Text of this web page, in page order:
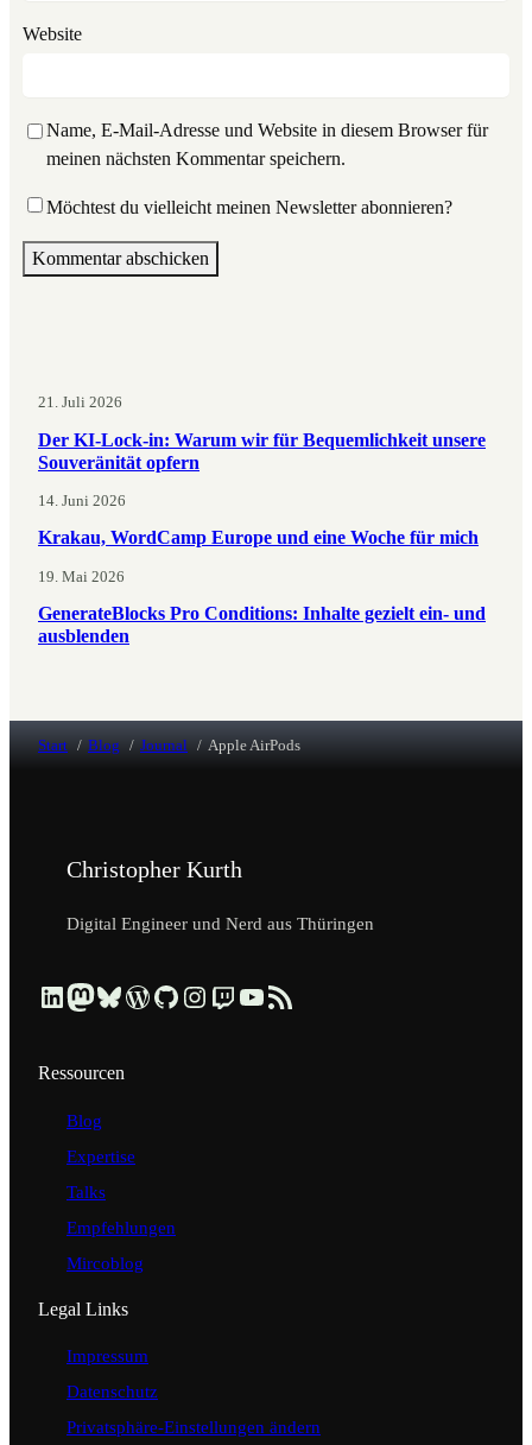
Website
Name, E-Mail-Adresse und Website in diesem Browser für
meinen nächsten Kommentar speichern.
Möchtest du vielleicht meinen Newsletter abonnieren?
21. Juli 2026
Der KI-Lock-in: Warum wir für Bequemlichkeit unsere
Souveränität opfern
14. Juni 2026
Krakau, WordCamp Europe und eine Woche für mich
19. Mai 2026
GenerateBlocks Pro Conditions: Inhalte gezielt ein- und
ausblenden
Start Blog Journal Apple AirPods
Christopher Kurth
Digital Engineer und Nerd aus Thüringen
Beruflich über LinkedIn vernetzen Dezentral über Mastodon folgen Kurzmeldungen über Bluesky lesen Profil & Contributions auf WordPress.org ansehen Code & Repositories über GitHub erkunden Visuelle Einblicke über Instagram ansehen Streams & Tech-Talks über Twitch schauen Videos & Tutorials über YouTube ansehen Blog-Updates über RSS-Feed abonnieren
Ressourcen
Blog
Expertise
Talks
Empfehlungen
Mircoblog
Legal Links
Impressum
Datenschutz
Privatsphäre-Einstellungen ändern